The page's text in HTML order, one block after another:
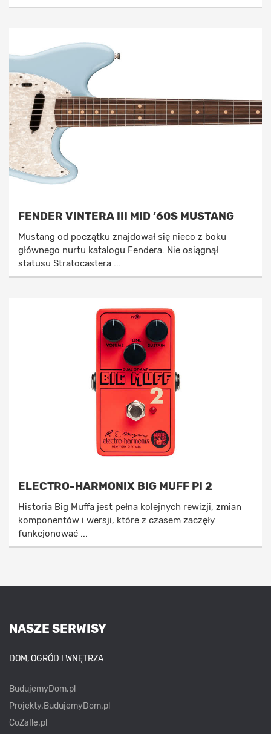
FENDER VINTERA III MID ’60S MUSTANG
Mustang od początku znajdował się nieco z boku
głównego nurtu katalogu Fendera. Nie osiągnął
statusu Stratocastera ...
ELECTRO-HARMONIX BIG MUFF PI 2
Historia Big Muffa jest pełna kolejnych rewizji, zmian
komponentów i wersji, które z czasem zaczęły
funkcjonować ...
NASZE SERWISY
DOM, OGRÓD I WNĘTRZA
BudujemyDom.pl
Projekty.BudujemyDom.pl
CoZaIle.pl